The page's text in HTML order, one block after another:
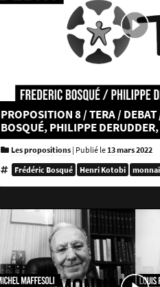
PROPOSITION 8 / TERA / DEBAT
BOSQUÉ, PHILIPPE
Les propositions | Publié le13 mars 2022
Frédéric Bosqué Henri Kotobi